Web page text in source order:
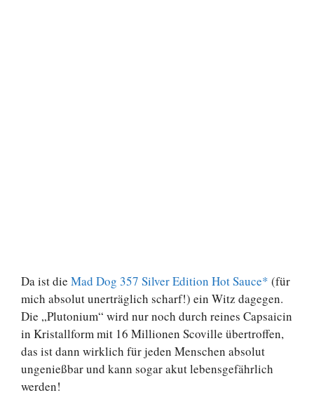
Da ist die Mad Dog 357 Silver Edition Hot Sauce* (für
mich absolut unerträglich scharf!) ein Witz dagegen.
Die „Plutonium“ wird nur noch durch reines Capsaicin
in Kristallform mit 16 Millionen Scoville übertroffen,
das ist dann wirklich für jeden Menschen absolut
ungenießbar und kann sogar akut lebensgefährlich
werden!